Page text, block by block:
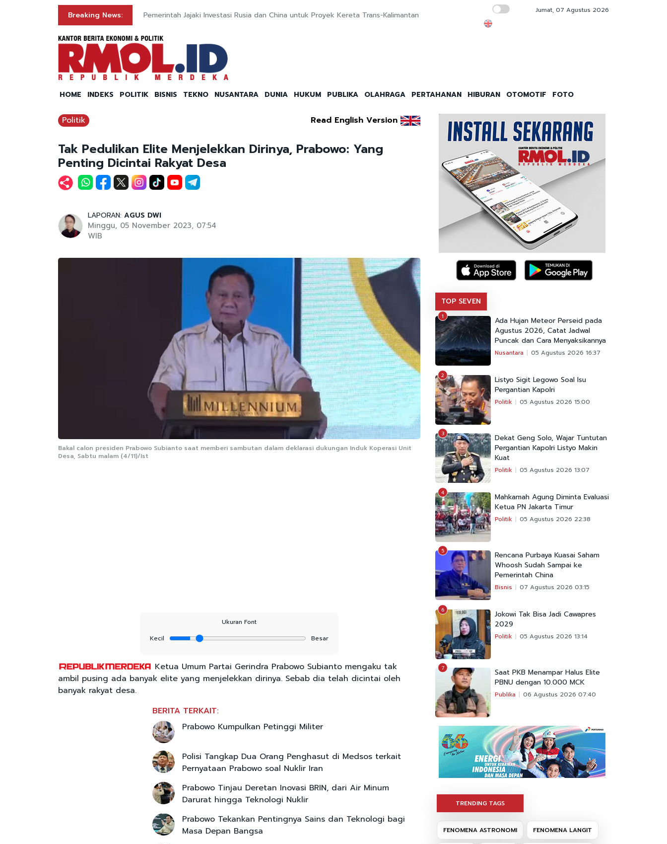
Breaking News: Pemerintah Jajaki Investasi Rusia dan China untuk Proyek Kereta Trans-Kalimantan KPK Bakal Panggil Kepala Kanim Jaksel
Jumat, 07 Agustus 2026
HOME INDEKS POLITIK BISNIS TEKNO NUSANTARA DUNIA HUKUM PUBLIKA OLAHRAGA PERTAHANAN HIBURAN OTOMOTIF FOTO
Politik Read English Version
Tak Pedulikan Elite Menjelekkan Dirinya, Prabowo: Yang
Penting Dicintai Rakyat Desa
LAPORAN: AGUS DWI
Minggu, 05 November 2023, 07:54
WIB
Bakal calon presiden Prabowo Subianto saat memberi sambutan dalam deklarasi dukungan Induk Koperasi Unit
Desa, Sabtu malam (4/11)/Ist
Ukuran Font
Kecil
Besar
Ketua Umum Partai Gerindra Prabowo Subianto mengaku tak
ambil pusing ada banyak elite yang menjelekkan dirinya. Sebab dia telah dicintai oleh
banyak rakyat desa.
BERITA TERKAIT:
Prabowo Kumpulkan Petinggi Militer
Polisi Tangkap Dua Orang Penghasut di Medsos terkait
Pernyataan Prabowo soal Nuklir Iran
Prabowo Tinjau Deretan Inovasi BRIN, dari Air Minum
Darurat hingga Teknologi Nuklir
Prabowo Tekankan Pentingnya Sains dan Teknologi bagi
Masa Depan Bangsa
TOP SEVEN
1
Ada Hujan Meteor Perseid pada
Agustus 2026, Catat Jadwal
Puncak dan Cara Menyaksikannya
Nusantara 05 Agustus 2026 16:37
2
Listyo Sigit Legowo Soal Isu
Pergantian Kapolri
Politik 05 Agustus 2026 15:00
3
Dekat Geng Solo, Wajar Tuntutan
Pergantian Kapolri Listyo Makin
Kuat
Politik 05 Agustus 2026 13:07
4
Mahkamah Agung Diminta Evaluasi
Ketua PN Jakarta Timur
Politik 05 Agustus 2026 22:38
5
Rencana Purbaya Kuasai Saham
Whoosh Sudah Sampai ke
Pemerintah China
Bisnis 07 Agustus 2026 03:15
6
Jokowi Tak Bisa Jadi Cawapres
2029
Politik 05 Agustus 2026 13:14
7
Saat PKB Menampar Halus Elite
PBNU dengan 10.000 MCK
Publika 06 Agustus 2026 07:40
TRENDING TAGS
FENOMENA ASTRONOMI FENOMENA LANGIT